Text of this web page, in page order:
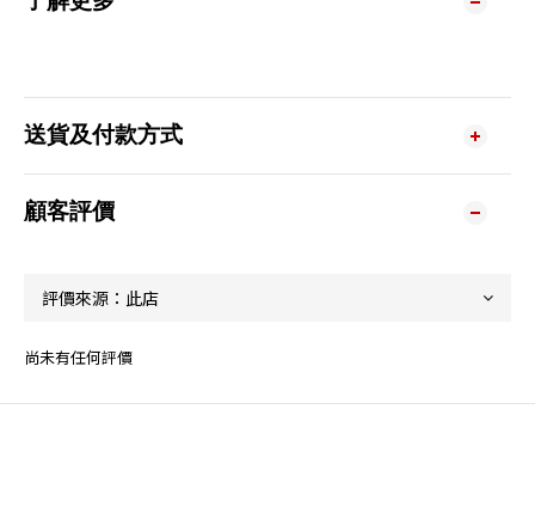
送貨及付款方式
顧客評價
尚未有任何評價